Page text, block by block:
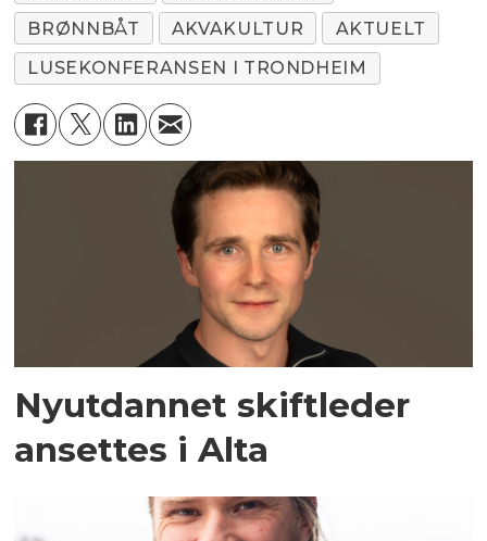
BRØNNBÅT
AKVAKULTUR
AKTUELT
LUSEKONFERANSEN I TRONDHEIM
Nyutdannet skiftleder
ansettes i Alta